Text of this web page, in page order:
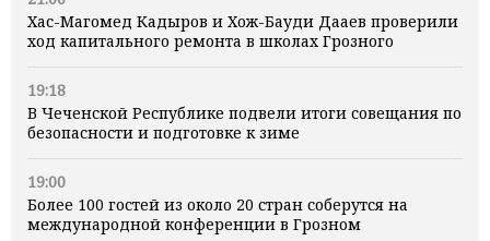
Хас-Магомед Кадыров и Хож-Бауди Дааев проверили
ход капитального ремонта в школах Грозного
19:18
В Чеченской Республике подвели итоги совещания по
безопасности и подготовке к зиме
19:00
Более 100 гостей из около 20 стран соберутся на
международной конференции в Грозном